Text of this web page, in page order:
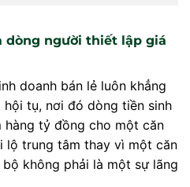
dòng người thiết lập giá
doanh bán lẻ luôn khẳng
tụ, nơi đó dòng tiền sinh
hàng tỷ đồng cho một căn
lộ trung tâm thay vì một căn
không phải là một sự lãng